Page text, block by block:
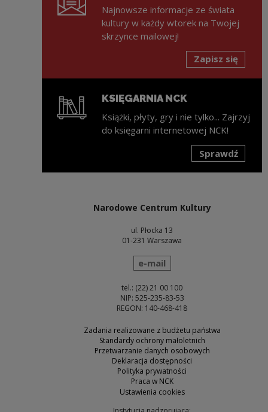
Najnowsze informacje ze świata
kultury w każdy wtorek na Twojej
skrzynce mailowej!
Zapisz się
KSIĘGARNIA NCK
Książki, płyty, gry i nie tylko... Zajrzyj
do księgarni internetowej NCK!
Sprawdź
Narodowe Centrum Kultury
ul. Płocka 13
01-231 Warszawa
wyślij wiadomość
e-mail
tel.: (22) 21 00 100
NIP: 525-235-83-53
REGON: 140-468-418
Zadania realizowane z budżetu państwa
Standardy ochrony małoletnich
Przetwarzanie danych osobowych
Deklaracja dostępności
Polityka prywatności
Praca w NCK
Ustawienia cookies